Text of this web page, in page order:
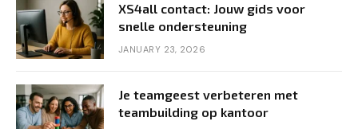
XS4all contact: Jouw gids voor
snelle ondersteuning
JANUARY 23, 2026
Je teamgeest verbeteren met
teambuilding op kantoor